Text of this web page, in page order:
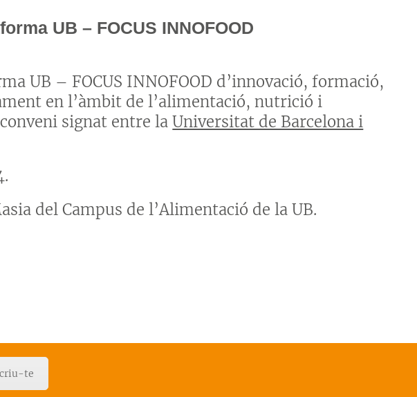
UB – FOCUS INNOFOOD
UB – FOCUS INNOFOOD d’innovació, formació,
en l’àmbit de l’alimentació, nutrició i
signat entre laUniversitat de Barcelona i
del Campus de l’Alimentació de la UB.
te